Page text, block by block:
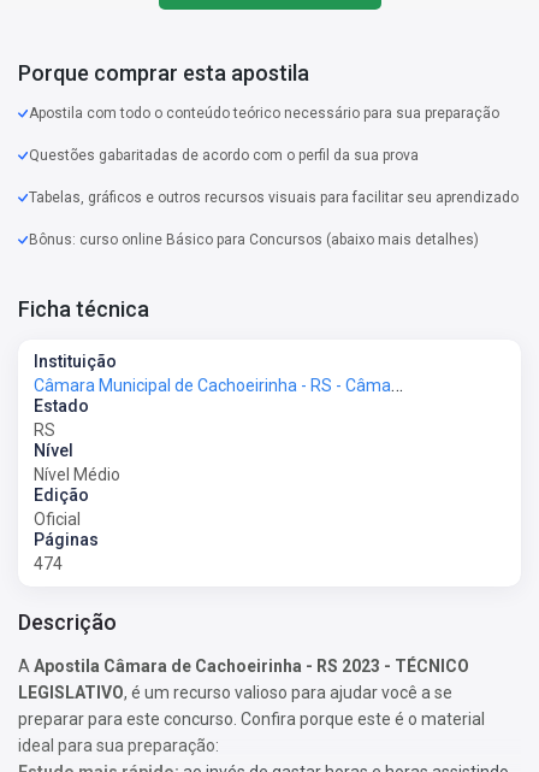
Porque comprar esta apostila
Apostila com todo o conteúdo teórico necessário para sua preparação
Questões gabaritadas de acordo com o perfil da sua prova
Tabelas, gráficos e outros recursos visuais para facilitar seu aprendizado
Bônus: curso online Básico para Concursos (abaixo mais detalhes)
Ficha técnica
Instituição
Câmara Municipal de Cachoeirinha - RS - Câmara de Cachoeirinha - RS
Estado
RS
Nível
Nível Médio
Edição
Oficial
Páginas
474
Descrição
A Apostila Câmara de Cachoeirinha - RS 2023 - TÉCNICO
LEGISLATIVO, é um recurso valioso para ajudar você a se
preparar para este concurso. Confira porque este é o material
ideal para sua preparação: